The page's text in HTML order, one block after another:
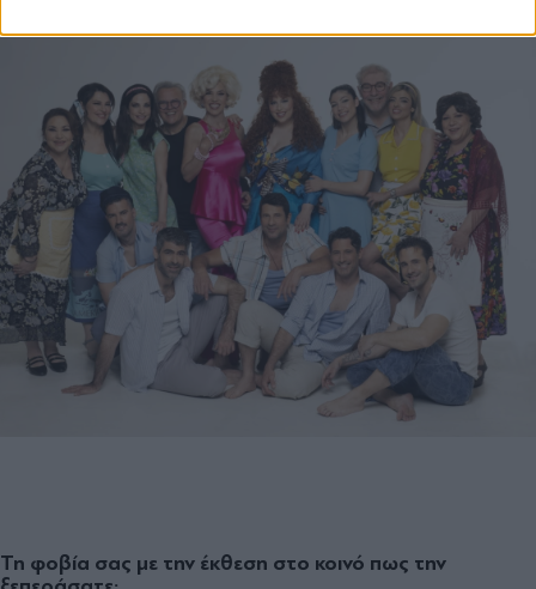
Τη φοβία σας με την έκθεση στο κοινό πως την